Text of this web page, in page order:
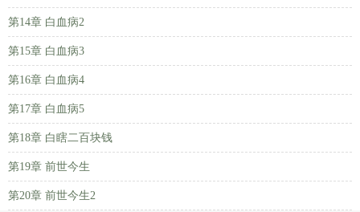
第14章 白血病2
第15章 白血病3
第16章 白血病4
第17章 白血病5
第18章 白瞎二百块钱
第19章 前世今生
第20章 前世今生2